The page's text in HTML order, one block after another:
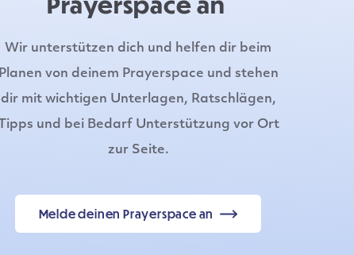
Wir unterstützen dich und helfen dir beim
Planen von deinem Prayerspace und stehen
dir mit wichtigen Unterlagen, Ratschlägen,
Tipps und bei Bedarf Unterstützung vor Ort
zur Seite.
Melde deinen Prayerspace an